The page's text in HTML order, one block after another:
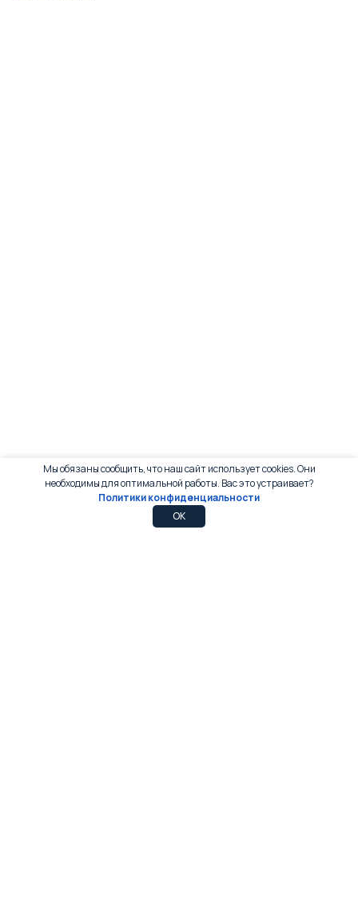
Мы обязаны сообщить, что наш сайт использует cookies. Они
необходимы для оптимальной работы. Вас это устраивает?
Политики конфиденциальности
OK